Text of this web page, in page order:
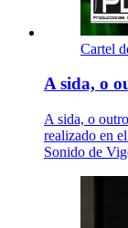
Cartel
A sida, o
A sida, o
realizado en
Sonido de